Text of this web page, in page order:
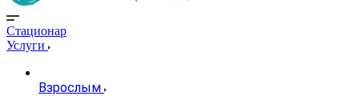
Стационар
Услуги
Взрослым